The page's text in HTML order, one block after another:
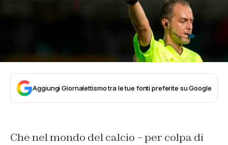
Aggiungi Giornalettismo tra le tue fonti preferite su Google
Che nel mondo del calcio – per colpa di